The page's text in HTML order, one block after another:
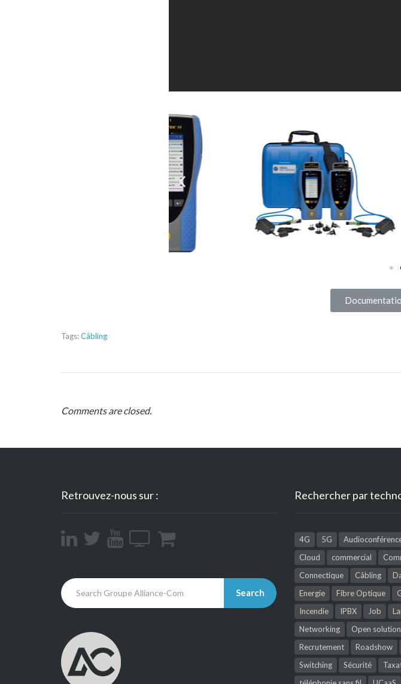
Tags:Câbling
Comments are closed.
Retrouvez-nous sur :
Search
Rechercher par
4G 5G
Cloud
commercial
Connectique
Câbling
Energie
Fibre Optique
Incendie
IPBX Job
Networking
Open
Recrutement
Roadshow
Switching
Sécurité